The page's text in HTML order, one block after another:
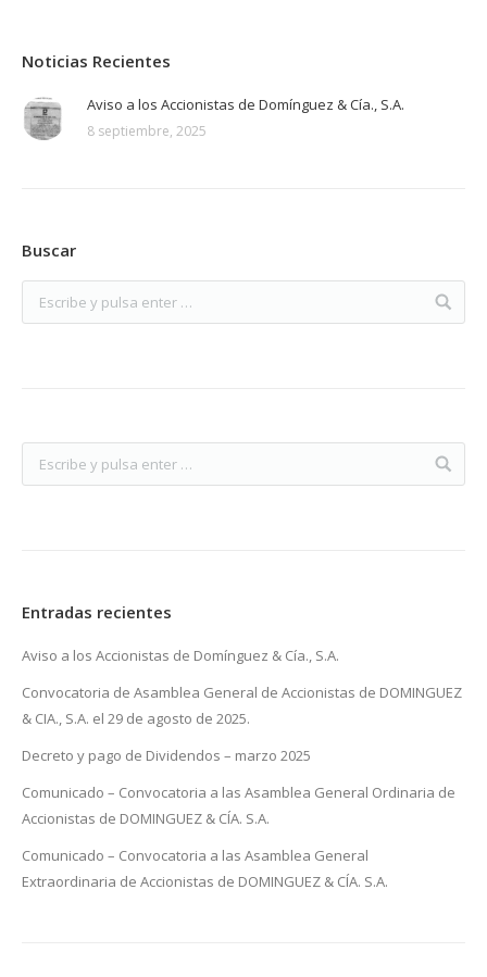
Noticias Recientes
Aviso a los Accionistas de Domínguez & Cía., S.A.
8 septiembre, 2025
Buscar
Entradas recientes
Aviso a los Accionistas de Domínguez & Cía., S.A.
Convocatoria de Asamblea General de Accionistas de DOMINGUEZ
& CIA., S.A. el 29 de agosto de 2025.
Decreto y pago de Dividendos – marzo 2025
Comunicado – Convocatoria a las Asamblea General Ordinaria de
Accionistas de DOMINGUEZ & CÍA. S.A.
Comunicado – Convocatoria a las Asamblea General
Extraordinaria de Accionistas de DOMINGUEZ & CÍA. S.A.